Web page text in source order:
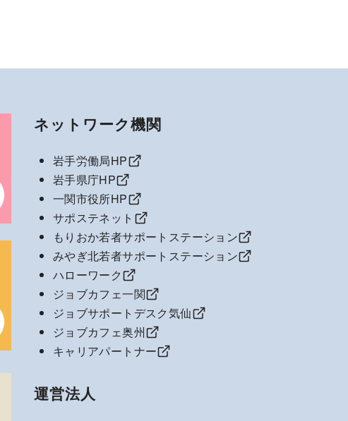
ネットワーク機関
岩手労働局HP
岩手県庁HP
一関市役所HP
サポステネット
もりおか若者サポートステーション
みやぎ北若者サポートステーション
ハローワーク
ジョブカフェ一関
ジョブサポートデスク気仙
ジョブカフェ奥州
キャリアパートナー
運営法人